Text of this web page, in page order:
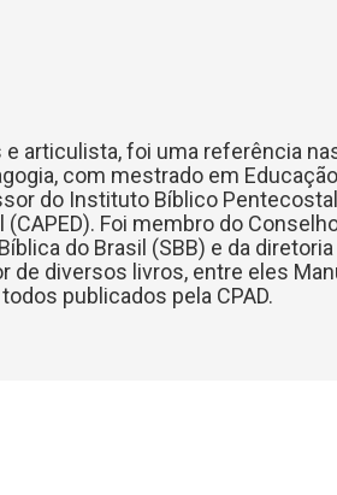
articulista, foi uma referência
com mestrado em
do Instituto Bíblico
Foi membro do
do Brasil (SBB) e da
diversos livros, entre eles
publicados pela CPAD.